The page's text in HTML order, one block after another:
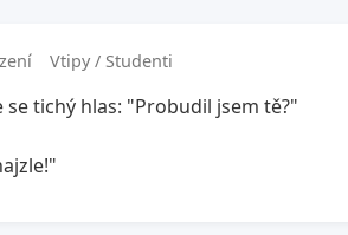
Vtipy / Studenti
tichý hlas: "Probudil jsem tě?"